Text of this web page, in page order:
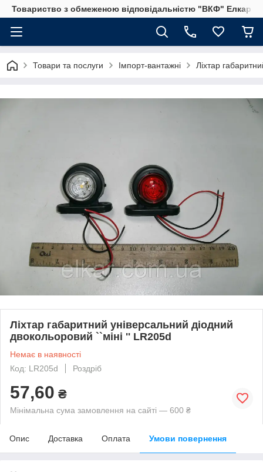
Товариство з обмеженою відповідальністю "ВКФ" Елкар"
Товари та послуги Імпорт-вантажні Ліхтар
Ліхтар габаритний універсальний діодний
двокольоровий ``міні '' LR205d
Немає в наявності
Код: LR205d
Роздріб
57,60 ₴
Мінімальна сума замовлення на сайті — 600 ₴
Опис Доставка Оплата Умови повернення